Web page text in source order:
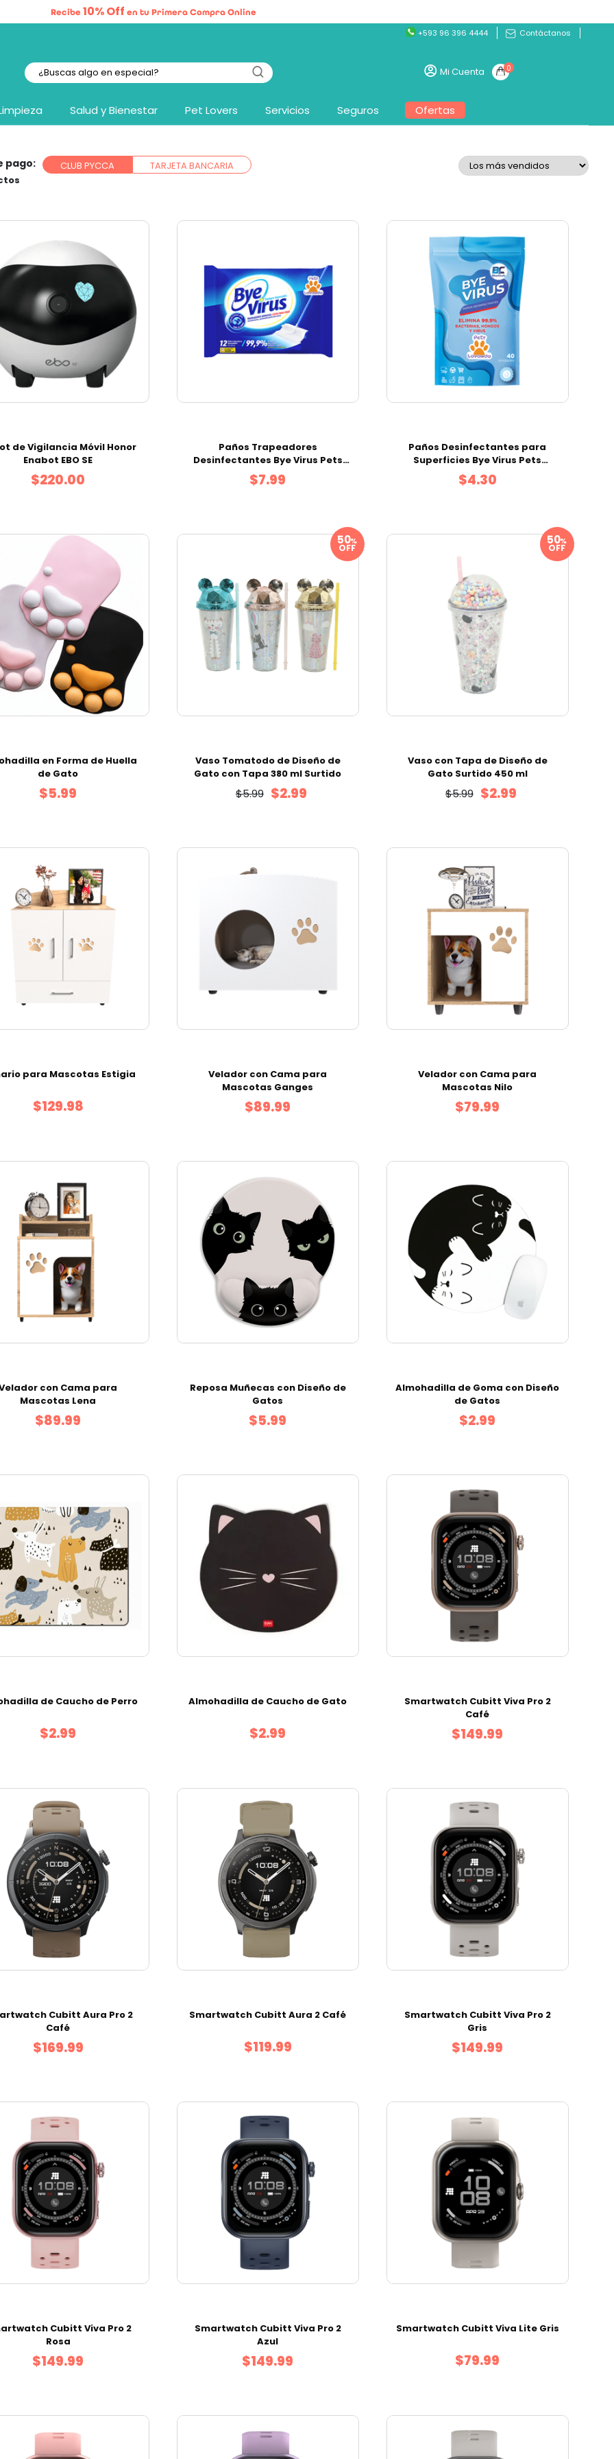
Recibe10% Off en tu Primera Compra Online
+593 96 396 4444
Contáctanos
Mi Cuenta 0
Salud y Bienestar Pet Lovers Servicios Seguros Ofertas
pago: CLUB PYCCA TARJETA BANCARIA
de Vigilancia Móvil Honor
Enabot EBO SE
$220.00
Paños Trapeadores
Desinfectantes Bye Virus Pets
|Pack 12 Unidades
$7.99
Paños Desinfectantes para
Superficies Bye Virus Pets
|Doypack 40 Unidades
$4.30
en Forma de Huella
de Gato
$5.99
%
OFF
Vaso Tomatodo de Diseño de
Gato con Tapa 380 ml Surtido
$5.99 $2.99
%
OFF
Vaso con Tapa de Diseño de
Gato Surtido 450 ml
$5.99 $2.99
para Mascotas Estigia
$129.98
Velador con Cama para
Mascotas Ganges
$89.99
Velador con Cama para
Mascotas Nilo
$79.99
con Cama para
Mascotas Lena
$89.99
Reposa Muñecas con Diseño de
Gatos
$5.99
Almohadilla de Goma con Diseño
de Gatos
$2.99
de Caucho de Perro
$2.99
Almohadilla de Caucho de Gato
$2.99
Smartwatch Cubitt Viva Pro 2
Café
$149.99
Cubitt Aura Pro 2
Café
$169.99
Smartwatch Cubitt Aura 2 Café
$119.99
Smartwatch Cubitt Viva Pro 2
Gris
$149.99
Cubitt Viva Pro 2
Rosa
$149.99
Smartwatch Cubitt Viva Pro 2
Azul
$149.99
Smartwatch Cubitt Viva Lite Gris
$79.99